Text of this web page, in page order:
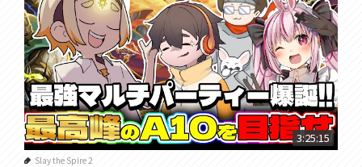
3:25:15
Slay the Spire 2